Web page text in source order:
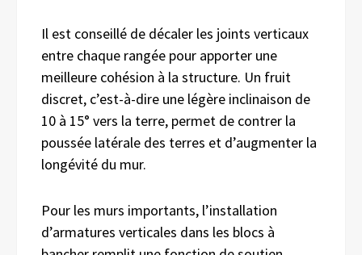
Il est conseillé de décaler les joints verticaux
entre chaque rangée pour apporter une
meilleure cohésion à la structure. Un fruit
discret, c’est-à-dire une légère inclinaison de
10 à 15° vers la terre, permet de contrer la
poussée latérale des terres et d’augmenter la
longévité du mur.
Pour les murs importants, l’installation
d’armatures verticales dans les blocs à